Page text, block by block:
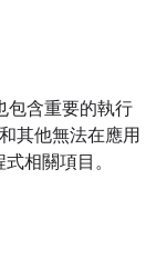
包含重要的執行
其他無法在應用
相關項目。